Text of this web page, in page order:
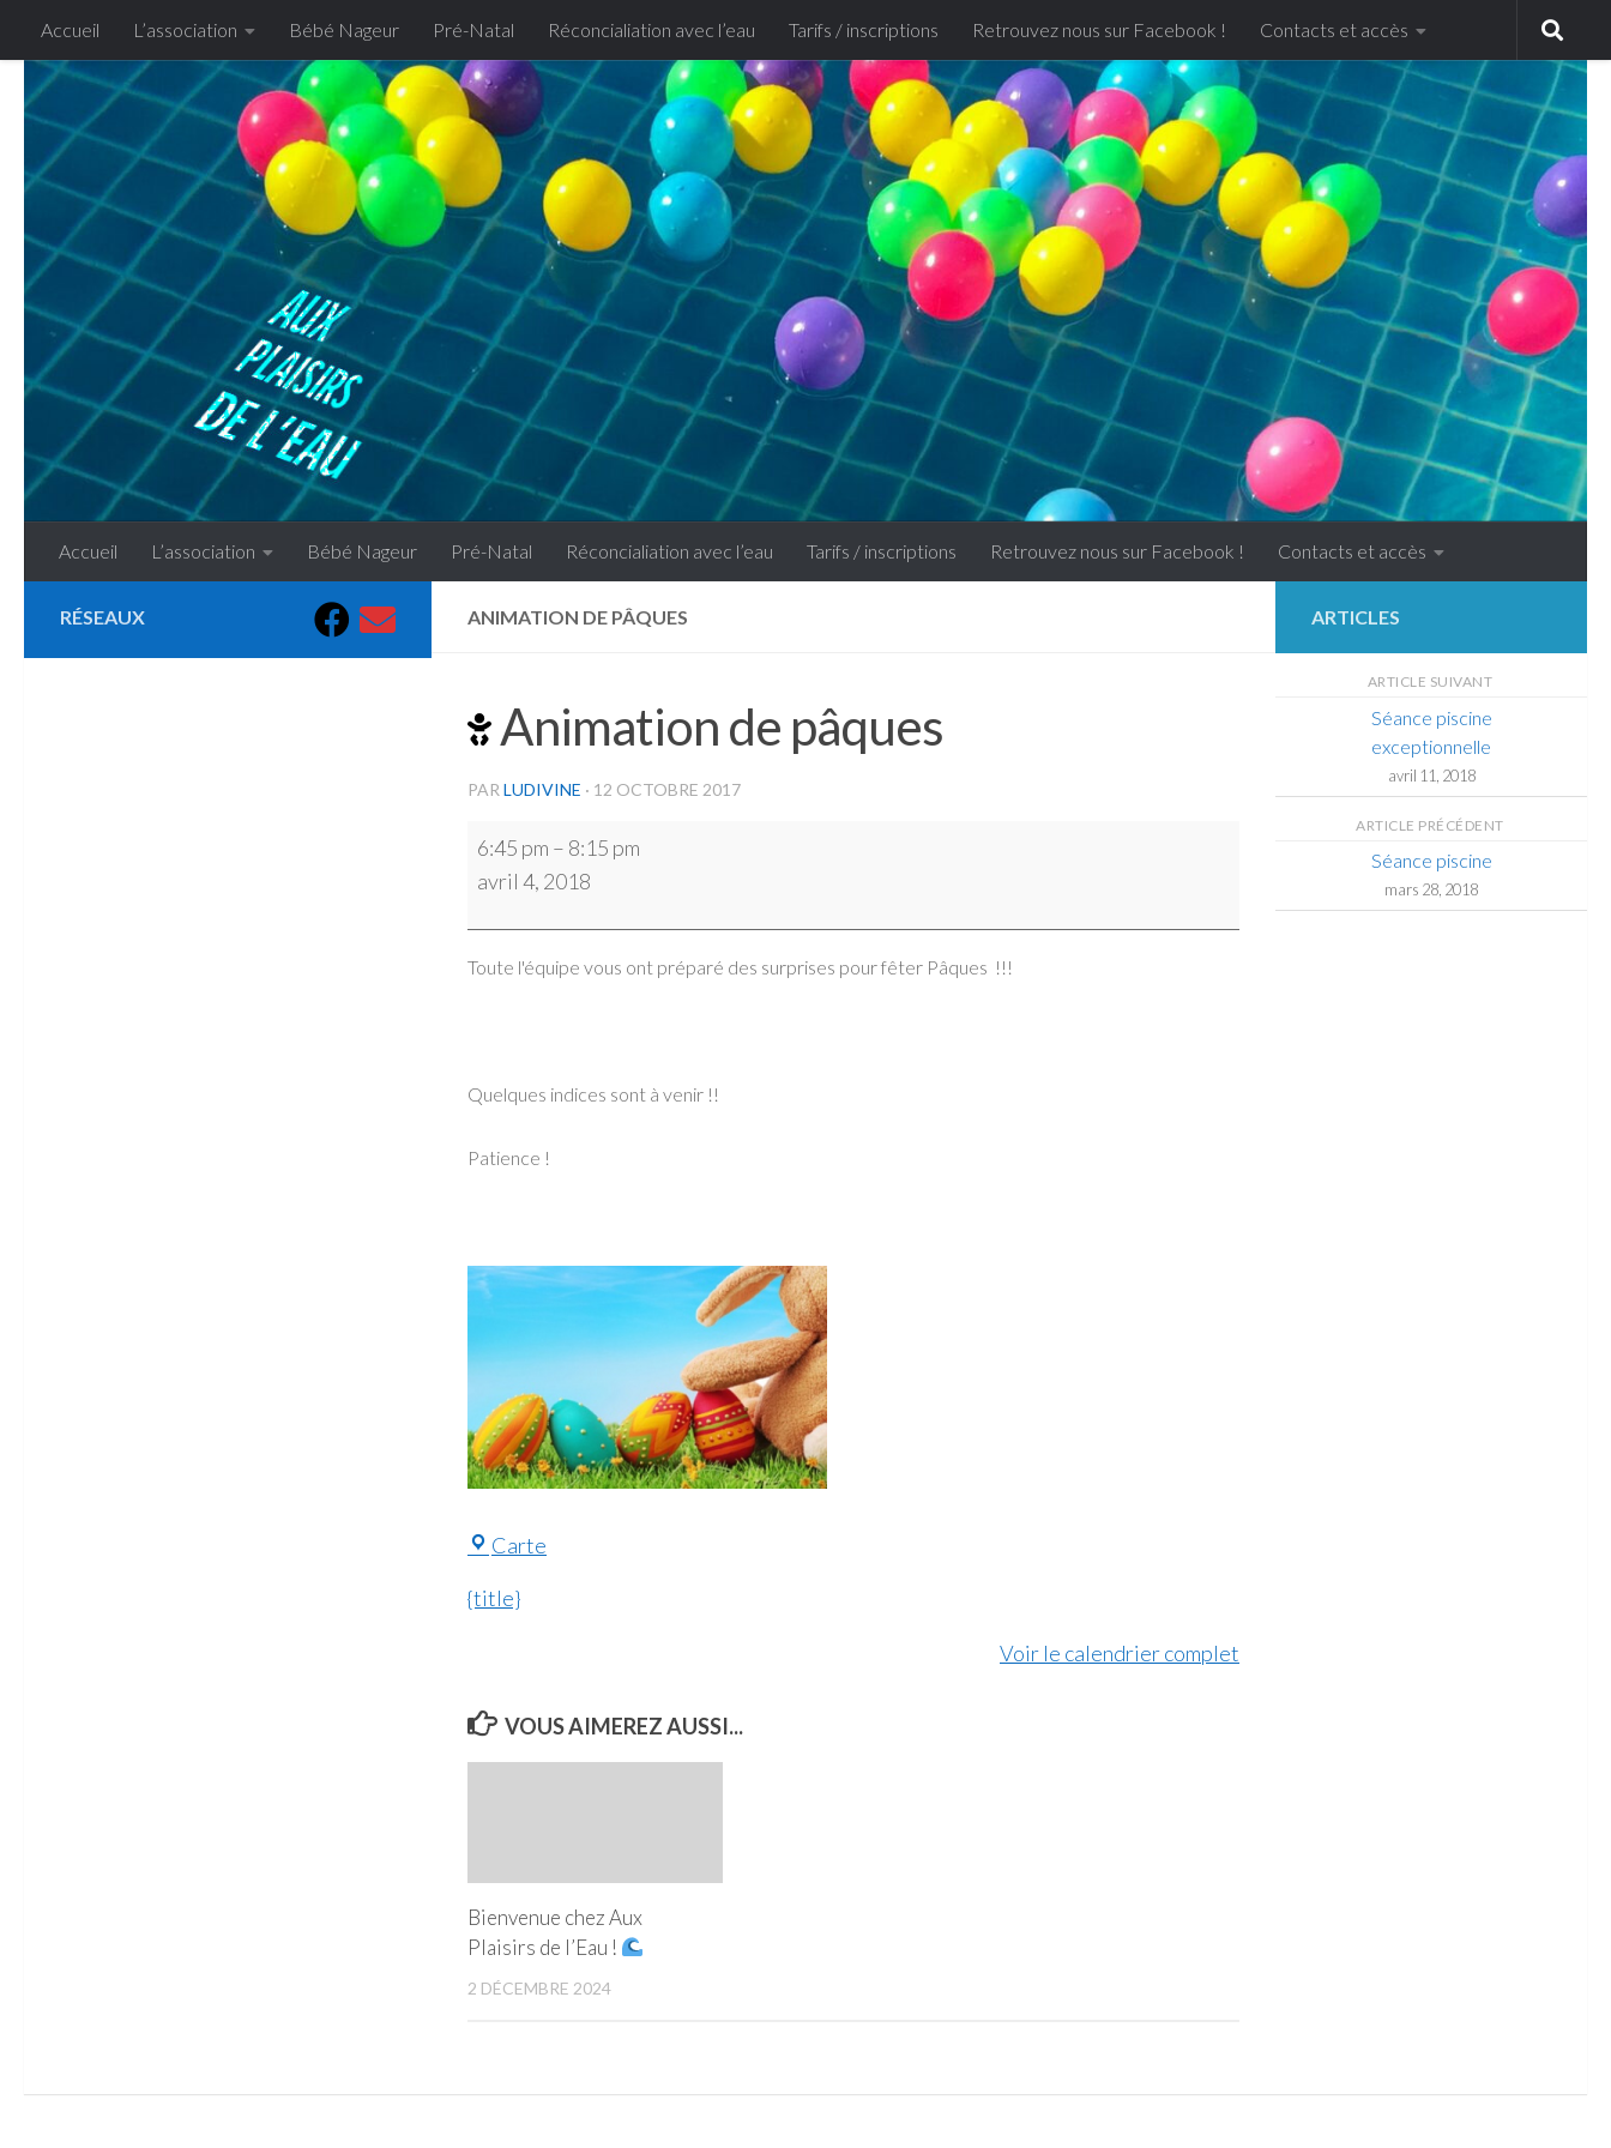
Skip to content
Accueil L’association Bébé Nageur Pré-Natal Réconcialiation avec l’eau Tarifs / inscriptions Retrouvez nous sur Facebook ! Contacts et accès
Accueil L’association Bébé Nageur Pré-Natal Réconcialiation avec l’eau Tarifs / inscriptions Retrouvez nous sur Facebook ! Contacts et accès
ANIMATION DE PÂQUES
Animation de pâques
PAR LUDIVINE · 12 OCTOBRE 2017
Animation
6:45 pm – 8:15 pm
avril 4, 2018
Toute l'équipe vous ont préparé des surprises pour fêter Pâques !!!
Quelques indices sont à venir !!
Patience !
Carte
{title}
Voir le calendrier complet
VOUS AIMEREZ AUSSI...
Bienvenue chez Aux
Plaisirs de l’Eau !
2 DÉCEMBRE 2024
RÉSEAUX ARTICLES
ARTICLE SUIVANT
Séance piscine
exceptionnelle
avril 11, 2018
ARTICLE PRÉCÉDENT
Séance piscine
mars 28, 2018